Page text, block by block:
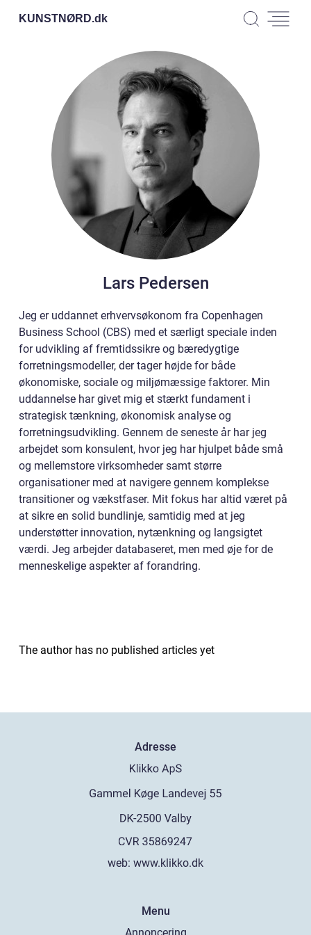
KUNSTNØRD.dk
Lars Pedersen
Jeg er uddannet erhvervsøkonom fra Copenhagen
Business School (CBS) med et særligt speciale inden
for udvikling af fremtidssikre og bæredygtige
forretningsmodeller, der tager højde for både
økonomiske, sociale og miljømæssige faktorer. Min
uddannelse har givet mig et stærkt fundament i
strategisk tænkning, økonomisk analyse og
forretningsudvikling. Gennem de seneste år har jeg
arbejdet som konsulent, hvor jeg har hjulpet både små
og mellemstore virksomheder samt større
organisationer med at navigere gennem komplekse
transitioner og vækstfaser. Mit fokus har altid været på
at sikre en solid bundlinje, samtidig med at jeg
understøtter innovation, nytænkning og langsigtet
værdi. Jeg arbejder databaseret, men med øje for de
menneskelige aspekter af forandring.
The author has no published articles yet
Adresse
web: www.klikko.dk
Menu